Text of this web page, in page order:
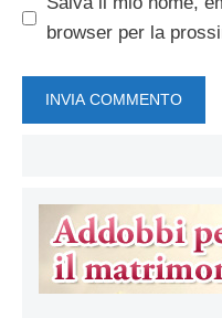
browser per la